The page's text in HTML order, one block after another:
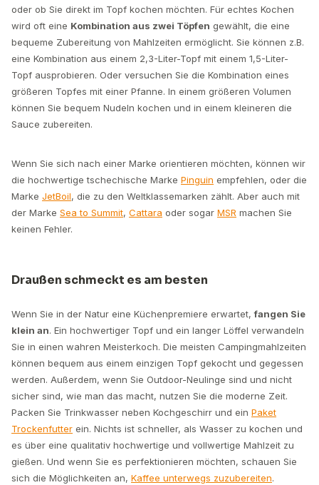
oder ob Sie direkt im Topf kochen möchten. Für echtes Kochen
wird oft eine Kombination aus zwei Töpfen gewählt, die eine
bequeme Zubereitung von Mahlzeiten ermöglicht. Sie können z.B.
eine Kombination aus einem 2,3-Liter-Topf mit einem 1,5-Liter-
Topf ausprobieren. Oder versuchen Sie die Kombination eines
größeren Topfes mit einer Pfanne. In einem größeren Volumen
können Sie bequem Nudeln kochen und in einem kleineren die
Sauce zubereiten.
Wenn Sie sich nach einer Marke orientieren möchten, können wir
die hochwertige tschechische Marke Pinguin empfehlen, oder die
Marke JetBoil, die zu den Weltklassemarken zählt. Aber auch mit
der Marke Sea to Summit, Cattara oder sogar MSR machen Sie
keinen Fehler.
Draußen schmeckt es am besten
Wenn Sie in der Natur eine Küchenpremiere erwartet,fangen Sie
klein an. Ein hochwertiger Topf und ein langer Löffel verwandeln
Sie in einen wahren Meisterkoch. Die meisten Campingmahlzeiten
können bequem aus einem einzigen Topf gekocht und gegessen
werden. Außerdem, wenn Sie Outdoor-Neulinge sind und nicht
sicher sind, wie man das macht, nutzen Sie die moderne Zeit.
Packen Sie Trinkwasser neben Kochgeschirr und ein Paket
Trockenfutter ein. Nichts ist schneller, als Wasser zu kochen und
es über eine qualitativ hochwertige und vollwertige Mahlzeit zu
gießen. Und wenn Sie es perfektionieren möchten, schauen Sie
sich die Möglichkeiten an, Kaffee unterwegs zuzubereiten.